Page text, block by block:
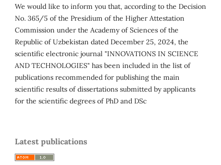
We would like to inform you that, according to the Decision
No. 365/5 of the Presidium of the Higher Attestation
Commission under the Academy of Sciences of the
Republic of Uzbekistan dated December 25, 2024, the
scientific electronic journal "INNOVATIONS IN SCIENCE
AND TECHNOLOGIES" has been included in the list of
publications recommended for publishing the main
scientific results of dissertations submitted by applicants
for the scientific degrees of PhD and DSc
Latest publications